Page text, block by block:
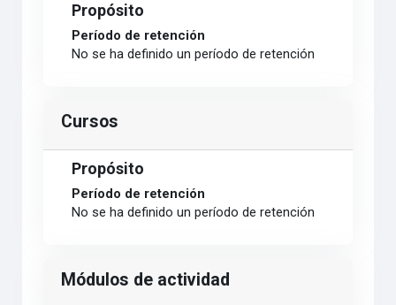
Propósito
Período de retención
No se ha definido un período de retención
Cursos
Propósito
Período de retención
No se ha definido un período de retención
Módulos de actividad